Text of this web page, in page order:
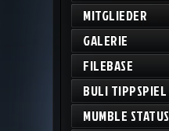
MITGLIEDER
GALERIE
FILEBASE
BULI TIPPSPIEL
MUMBLE STATUS